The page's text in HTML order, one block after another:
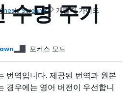
Streams 개발자 가이드
수명 주기
포커스 모드
번역입니다. 제공된 번역과 원본
경우에는 영어 버전이 우선합니